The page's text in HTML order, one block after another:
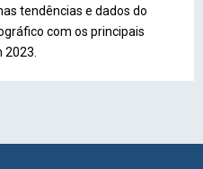
tendências e dados do
com os principais